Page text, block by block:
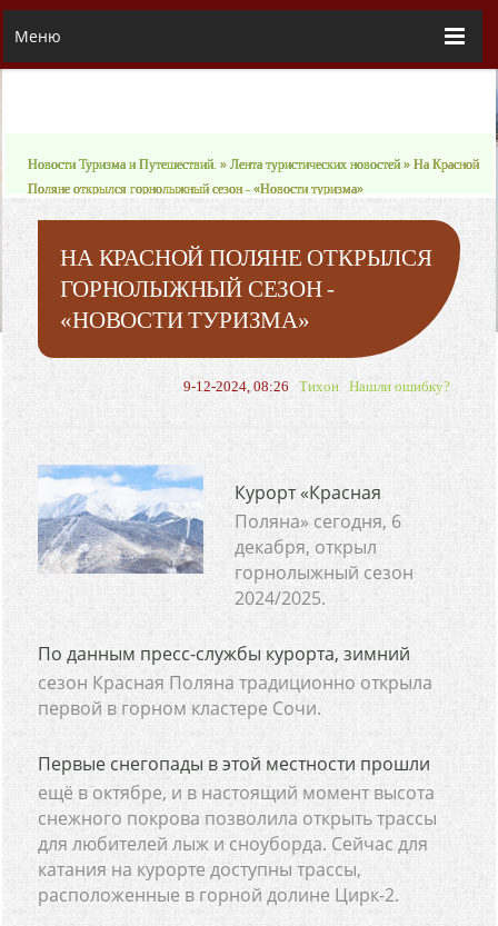
Меню
Новости Туризма и Путешествий. »Лента туристических новостей » На Красной
Поляне открылся горнолыжный сезон - «Новости туризма»
НА КРАСНОЙ ПОЛЯНЕ ОТКРЫЛСЯ
ГОРНОЛЫЖНЫЙ СЕЗОН -
«НОВОСТИ ТУРИЗМА»
9-12-2024, 08:26 Тихон Нашли ошибку?
Курорт «Красная
Поляна» сегодня, 6
декабря, открыл
горнолыжный сезон
2024/2025.
По данным пресс-службы курорта, зимний
сезон Красная Поляна традиционно открыла
первой в горном кластере Сочи.
Первые снегопады в этой местности прошли
ещё в октябре, и в настоящий момент высота
снежного покрова позволила открыть трассы
для любителей лыж и сноуборда. Сейчас для
катания на курорте доступны трассы,
расположенные в горной долине Цирк-2.